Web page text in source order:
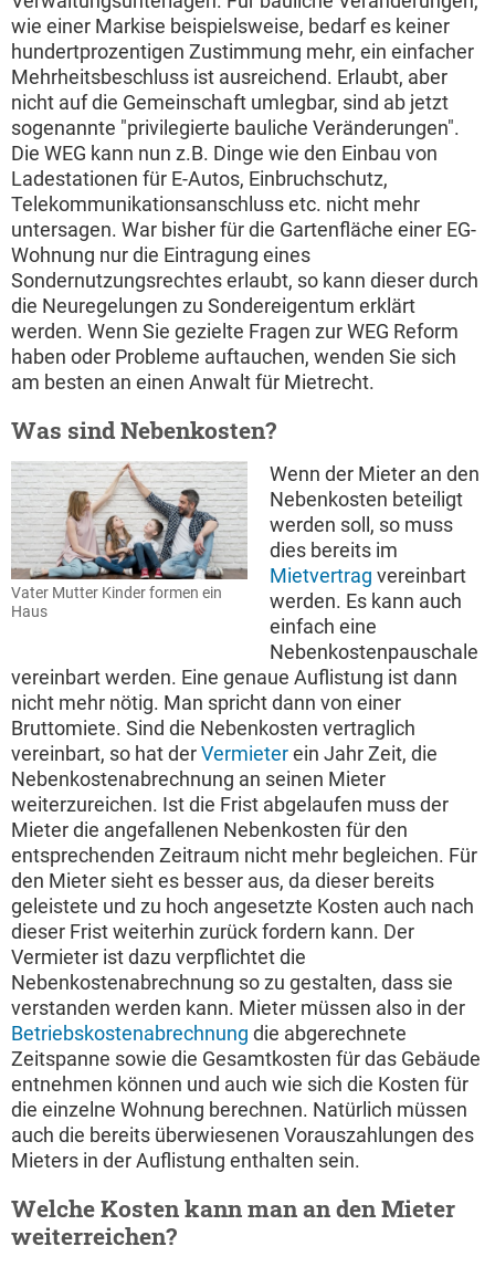
wie einer Markise beispielsweise, bedarf es keiner
hundertprozentigen Zustimmung mehr, ein einfacher
Mehrheitsbeschluss ist ausreichend. Erlaubt, aber
nicht auf die Gemeinschaft umlegbar, sind ab jetzt
sogenannte "privilegierte bauliche Veränderungen".
Die WEG kann nun z.B. Dinge wie den Einbau von
Ladestationen für E-Autos, Einbruchschutz,
Telekommunikationsanschluss etc. nicht mehr
untersagen. War bisher für die Gartenfläche einer EG-
Wohnung nur die Eintragung eines
Sondernutzungsrechtes erlaubt, so kann dieser durch
die Neuregelungen zu Sondereigentum erklärt
werden. Wenn Sie gezielte Fragen zur WEG Reform
haben oder Probleme auftauchen, wenden Sie sich
am besten an einen Anwalt für Mietrecht.
Was sind Nebenkosten?
Vater Mutter Kinder formen ein
Haus
Wenn der Mieter an den
Nebenkosten beteiligt
werden soll, so muss
dies bereits im
Mietvertrag vereinbart
werden. Es kann auch
einfach eine
Nebenkostenpauschale
vereinbart werden. Eine genaue Auflistung ist dann
nicht mehr nötig. Man spricht dann von einer
Bruttomiete. Sind die Nebenkosten vertraglich
vereinbart, so hat derVermieterein Jahr Zeit, die
Nebenkostenabrechnung an seinen Mieter
weiterzureichen. Ist die Frist abgelaufen muss der
Mieter die angefallenen Nebenkosten für den
entsprechenden Zeitraum nicht mehr begleichen. Für
den Mieter sieht es besser aus, da dieser bereits
geleistete und zu hoch angesetzte Kosten auch nach
dieser Frist weiterhin zurück fordern kann. Der
Vermieter ist dazu verpflichtet die
Nebenkostenabrechnung so zu gestalten, dass sie
verstanden werden kann. Mieter müssen also in der
Betriebskostenabrechnung die abgerechnete
Zeitspanne sowie die Gesamtkosten für das Gebäude
entnehmen können und auch wie sich die Kosten für
die einzelne Wohnung berechnen. Natürlich müssen
auch die bereits überwiesenen Vorauszahlungen des
Mieters in der Auflistung enthalten sein.
Welche Kosten kann man an den Mieter
weiterreichen?